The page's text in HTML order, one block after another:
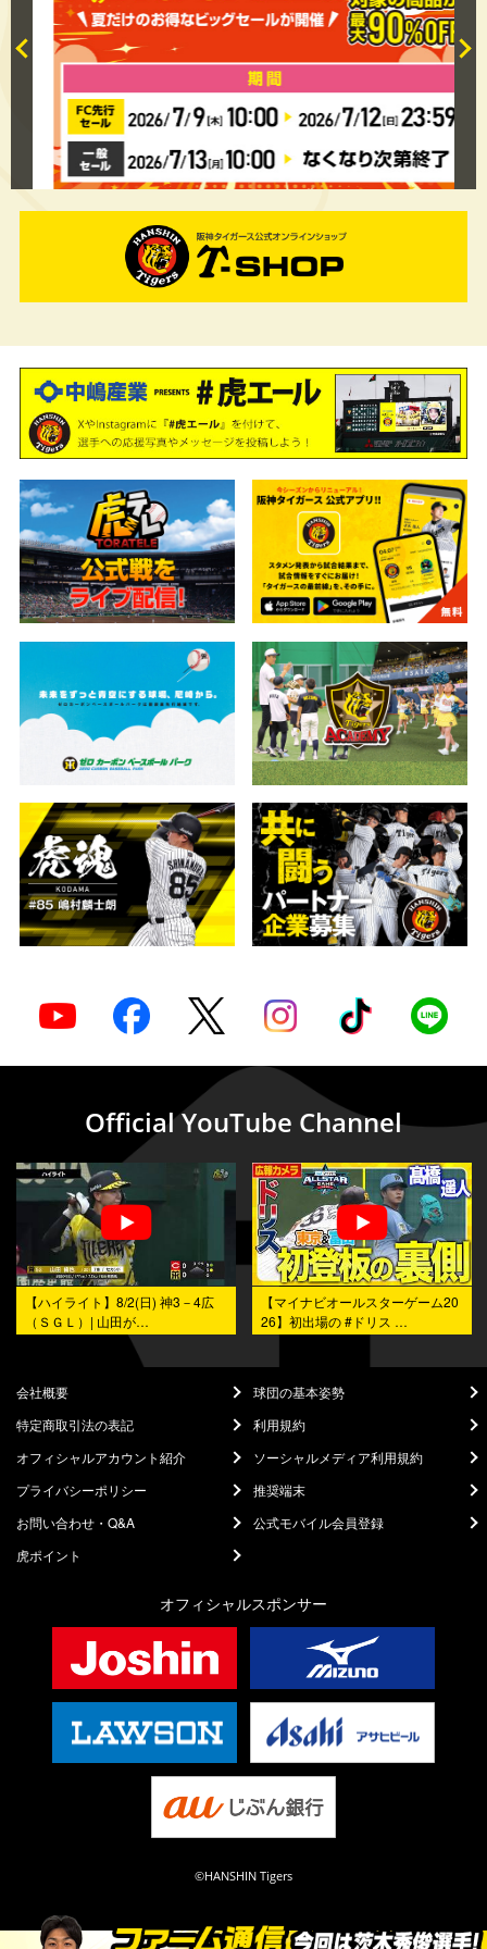
夏のBIG SALE!
Official YouTube Channel
【マイナビオールスターゲーム20
26】初出場の #ドリス …
【マイナビオールスターゲーム20
26】第2戦は #大野雄大…
会社概要
球団の基本姿勢
特定商取引法の表記
利用規約
オフィシャルアカウント紹介
ソーシャルメディア利用規約
プライバシーポリシー
推奨端末
お問い合わせ・Q&A
公式モバイル会員登録
虎ポイント
オフィシャルスポンサー
©HANSHIN Tigers